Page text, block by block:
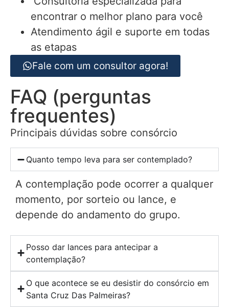
encontrar o melhor plano para você
Atendimento ágil e suporte em todas
as etapas
Fale com um consultor agora!
FAQ (perguntas
frequentes)
Principais dúvidas sobre consórcio
Quanto tempo leva para ser contemplado?
A contemplação pode ocorrer a qualquer
momento, por sorteio ou lance, e
depende do andamento do grupo.
Posso dar lances para antecipar a
contemplação?
O que acontece se eu desistir do consórcio em
Santa Cruz Das Palmeiras?